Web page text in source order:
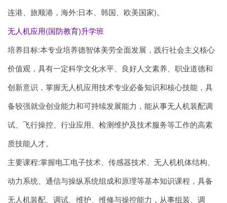
连港、旅顺港，海外:日本、韩国、欧美国家)。
无人机应用(国防教育)升学班
培养目标:本专业培养德智体美劳全面发展，践行社会主义核心
价值观，具有一定科学文化水平、良好人文素养、职业道德和
创新意识，掌握无人机应用技术专业必备知识和核心技能，具
备较强就业创业能力和可持续发展能力，能从事无人机装配调
试、飞行操控、行业应用、检测维护及技术服务等工作的高素
质技能人才。
主要课程:掌握电工电子技术、传感器技术、无人机机体结构、
动力系统、通信与操纵系统组成和原理等基本知识课程，具备
无人机装配、调试、维护、维修与操控能力，从事组装、调